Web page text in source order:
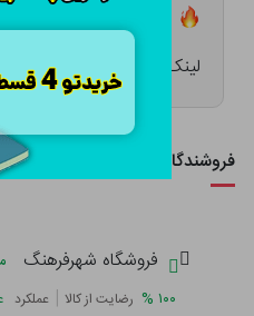
لینک کوتاه:
فروشندگان این کالا
فروشگاه شهرفرهنگ
۱۰۰ % رضایت از کالا | عملکرد